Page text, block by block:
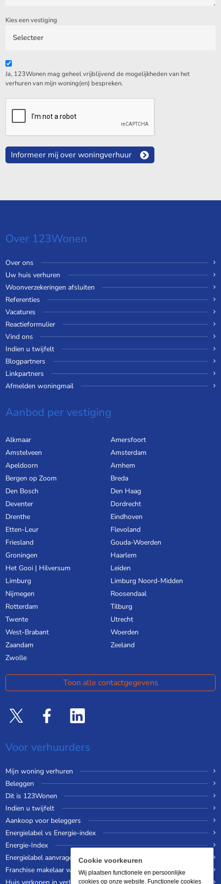
Kies een vestiging
Ja, 123Wonen mag geheel vrijblijvend de mogelijkheden van het
verhuren van mijn woning(en) bespreken.
Informeer mij over woningverhuur
Over 123Wonen
Over ons
Uw huis verhuren
Woonverzekeringen afsluiten
Referenties
Vacatures
Reactieformulier
Vind ons
Indien u twijfelt
Blogpartners
Linkpartners
Afmelden woningmail
Aanbod per vestiging
Alkmaar
Amersfoort
Amstelveen
Amsterdam
Apeldoorn
Arnhem
Bergen op Zoom
Breda
Den Bosch
Den Haag
Deventer
Dordrecht
Drenthe
Eindhoven
Etten-Leur
Flevoland
Friesland
Gouda-Woerden
Groningen
Haarlem
Het Gooi | Hilversum
Leiden
Limburg
Limburg Noord-Midden
Nijmegen
Roosendaal
Rotterdam
Tilburg
Twente
Utrecht
West-Brabant
Woerden
Zaandam
Zeeland
Zwolle
Toon alle contactgegevens
Voor verhuurders
Mijn woning verhuren
Beleggen
Dit is 123Wonen
Indien u twijfelt
Aankoop voor beleggers
Energielabel vs Energie-index
Energie-Index
Energielabel aanvragen
Franchise makelaar worden
Cookie voorkeuren
Wij plaatsen functionele en persoonlijke
cookies op onze website. Functionele cookies